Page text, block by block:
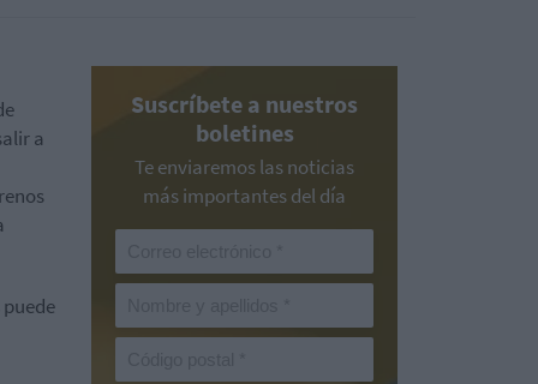
a
Suscríbete a nuestros
boletines
Te enviaremos las noticias
más importantes del día